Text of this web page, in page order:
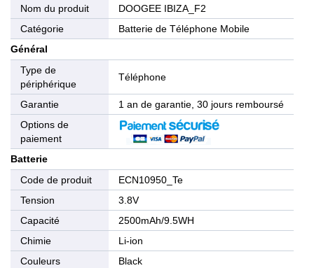
Nom du produit
DOOGEE IBIZA_F2
Catégorie
Batterie de Téléphone Mobile
Général
Type de
périphérique
Téléphone
Garantie
1 an de garantie, 30 jours remboursé
Options de
paiement
Batterie
Code de produit
ECN10950_Te
Tension
3.8V
Capacité
2500mAh/9.5WH
Chimie
Li-ion
Couleurs
Black